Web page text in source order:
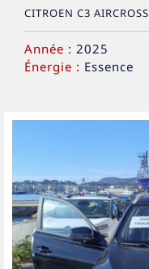
CITROEN C3 AIRCROSS
Année : 2025
Énergie : Essence